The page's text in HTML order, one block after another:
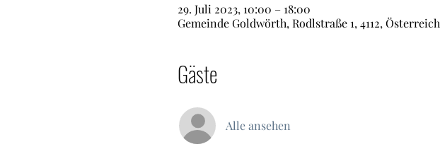
29. Juli 2023, 10:00 – 18:00
Gemeinde Goldwörth, Rodlstraße 1, 4112, Österreich
Gäste
Alle ansehen